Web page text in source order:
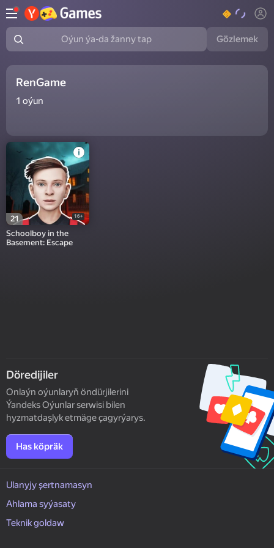
Oýun ýa-da žanny tap Gözlemek
RenGame
1 oýun
21 16+
Schoolboy in the
Basement: Escape
Döredijiler
Onlaýn oýunlaryň öndürjilerini
Ýandeks Oýunlar serwisi bilen
hyzmatdaşlyk etmäge çagyrýarys.
Has köpräk
Ulanyjy şertnamasyn
Ahlama syýasaty
Teknik goldaw